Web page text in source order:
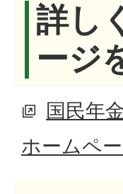
詳し
ージ
国民年
ホームペー